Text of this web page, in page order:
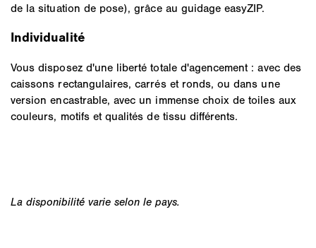
de la situation de pose), grâce au guidage easyZIP.
Individualité
Vous disposez d'une liberté totale d'agencement : avec des
caissons rectangulaires, carrés et ronds, ou dans une
version encastrable, avec un immense choix de toiles aux
couleurs, motifs et qualités de tissu différents.